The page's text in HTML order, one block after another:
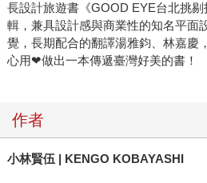
長設計旅遊書《GOOD EYE台北挑
輯，兼具設計感與商業性的知名平面
覺，長期配合的翻譯湯雅鈞、林嘉慶
心用❤做出一本傳遞臺灣好美的書！
作者
小林賢伍 | KENGO KOBAYASHI